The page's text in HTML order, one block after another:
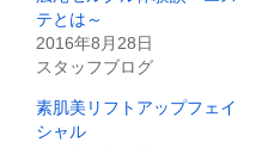
で
共
有
(
新
い
ウ
ィ
ク
リ
ッ
し
テとは～
2016年8月28日
スタッフブログ
素肌美リフトアップフェイ
シャル